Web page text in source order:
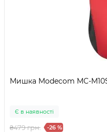
Мишка Modecom
Є в наявності
₴479 грн. -26 %